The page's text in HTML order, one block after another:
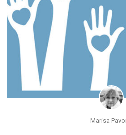
Marisa